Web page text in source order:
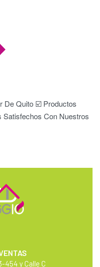
De Quito ☑️ Productos
Con Nuestros
454 y Calle C